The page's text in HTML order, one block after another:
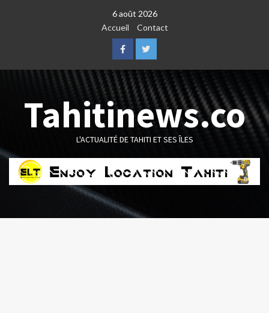
6 août 2026
Accueil
Contact
FacebookTwitter
Tahitinews.co
L'ACTUALITÉ DE TAHITI ET SES ÎLES